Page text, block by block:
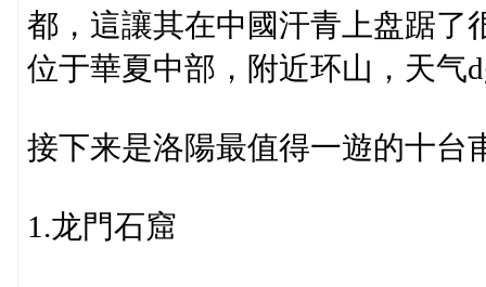
都，這讓其在中國汗青上盘踞了
位于華夏中部，附近环山，天气
接下来是洛陽最值得一遊的十台
1.龙門石窟